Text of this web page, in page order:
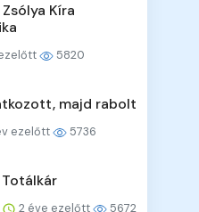
Kíra
5820
majd rabolt
ezelőtt 5736
Totálkár
2 éve ezelőtt 5672